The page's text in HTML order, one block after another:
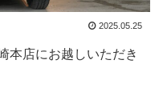
2025.05.25
本店にお越しいただき